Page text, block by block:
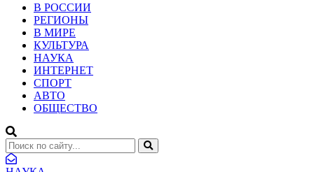
В РОССИИ
РЕГИОНЫ
В МИРЕ
КУЛЬТУРА
НАУКА
ИНТЕРНЕТ
СПОРТ
АВТО
ОБЩЕСТВО